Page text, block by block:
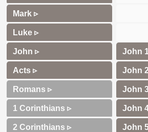
Mark ▹
Luke ▹
John ▹
Acts ▹
Romans ▹
1 Corinthians ▹
2 Corinthians ▹